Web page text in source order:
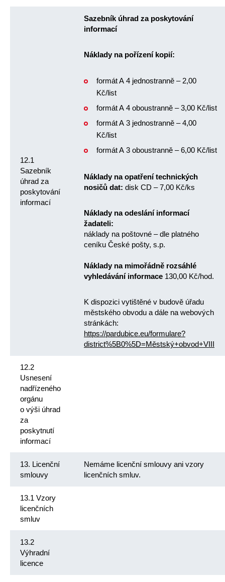
12.1
Sazebník
úhrad za
poskytování
informací
Sazebník úhrad za poskytování
informací
Náklady na pořízení kopií:
formát A 4 jednostranně – 2,00
Kč/list
formát A 4 oboustranně – 3,00 Kč/list
formát A 3 jednostranně – 4,00
Kč/list
formát A 3 oboustranně – 6,00 Kč/list
Náklady na opatření technických
nosičů dat: disk CD – 7,00 Kč/ks
Náklady na odeslání informací
žadateli:
náklady na poštovné – dle platného
ceníku České pošty, s.p.
Náklady na mimořádně rozsáhlé
vyhledávání informace 130,00 Kč/hod.
K dispozici vytištěné v budově úřadu
městského obvodu a dále na webových
stránkách:
https://pardubice.eu/formulare?
district%5B0%5D=Městský+obvod+VIII
12.2
Usnesení
nadřízeného
orgánu
o výši úhrad
za
poskytnutí
informací
13. Licenční
smlouvy
Nemáme licenční smlouvy ani vzory
licenčních smluv.
13.1 Vzory
licenčních
smluv
13.2
Výhradní
licence